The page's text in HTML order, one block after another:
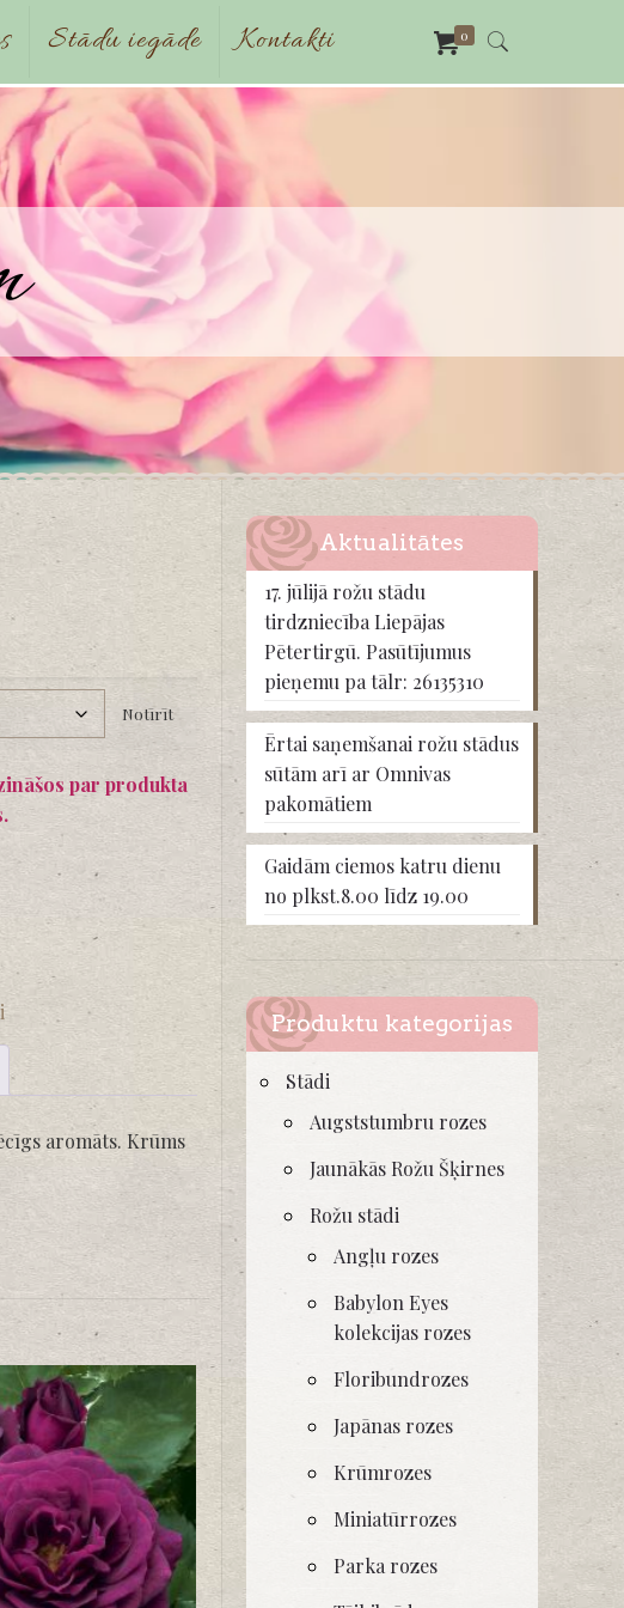
Stādu iegāde Kontakti 0
Notīrīt
par produkta
aromāts. Krūms
Aktualitātes
17. jūlijā rožu stādu
tirdzniecība Liepājas
Pētertirgū. Pasūtījumus
pieņemu pa tālr: 26135310
Ērtai saņemšanai rožu stādus
sūtām arī ar Omnivas
pakomātiem
Gaidām ciemos katru dienu
no plkst.8.00 līdz 19.00
Produktu kategorijas
Stādi
Augststumbru rozes
Jaunākās Rožu Šķirnes
Rožu stādi
Angļu rozes
Babylon Eyes
kolekcijas rozes
Floribundrozes
Japānas rozes
Krūmrozes
Miniatūrrozes
Parka rozes